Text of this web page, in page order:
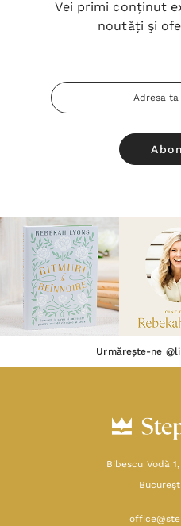
Vei primi conținut
noutăți şi
Adresa
Email
Urmărește-ne
Bibescu Vodă